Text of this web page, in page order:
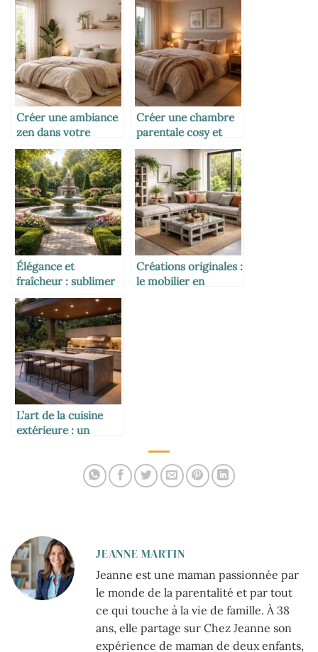
Créer une ambiance
zen dans votre
chambre à coucher :
guide pour un
espace apaisant et
harmonieux
Créer une chambre
parentale cosy et
chaleureuse pour
des nuits apaisantes
Élégance et
fraîcheur : sublimer
votre jardin avec des
fontaines d’eau
décoratives
Créations originales :
le mobilier en
L’art de la cuisine
extérieure : un
JEANNE MARTIN
Jeanne est une maman passionnée par
le monde de la parentalité et par tout
ce qui touche à la vie de famille. À 38
ans, elle partage sur Chez Jeanne son
expérience de maman de deux enfants,